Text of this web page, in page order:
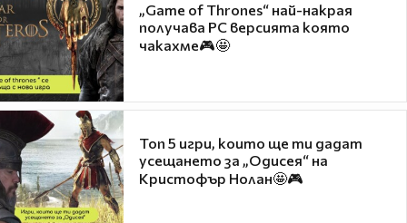
„Game of Thrones“ най-накрая
получава PC версията която
чакахме🎮🤩
Топ 5 игри, които ще ти дадат
усещането за „Одисея“ на
Кристофър Нолан🤩🎮